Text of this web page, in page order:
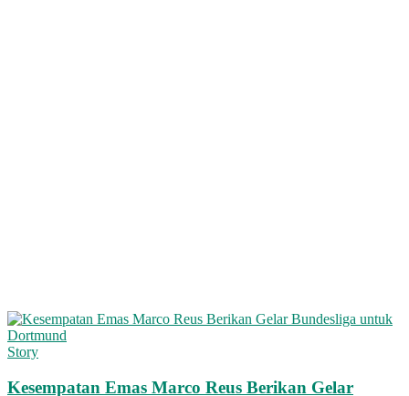
Story
Kesempatan Emas Marco Reus Berikan Gelar